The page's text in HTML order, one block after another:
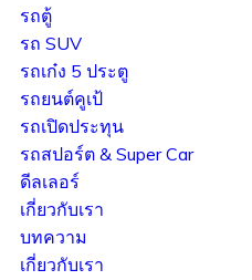
รถตู้
รถ SUV
รถเก๋ง 5 ประตู
รถยนต์คูเป้
รถเปิดประทุน
รถสปอร์ต & Super Car
ดีลเลอร์
เกี่ยวกับเรา
บทความ
เกี่ยวกับเรา